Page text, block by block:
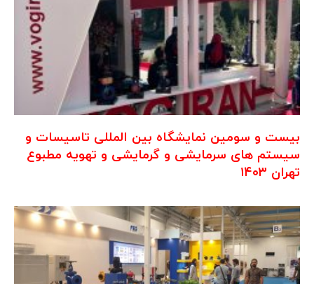
بیست و سومین نمایشگاه بین المللی تاسیسات و
سیستم های سرمایشی و گرمایشی و تهویه مطبوع
تهران ۱۴۰۳